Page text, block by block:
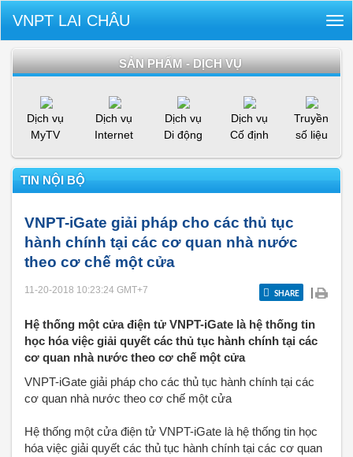
VNPT LAI CHÂU
SẢN PHẨM - DỊCH VỤ
Dịch vụ
MyTV
Dịch vụ
Internet
Dịch vụ
Di động
Dịch vụ
Cố định
Truyền
số liệu
TIN NỘI BỘ
VNPT-iGate giải pháp cho các thủ tục
hành chính tại các cơ quan nhà nước
theo cơ chế một cửa
11-20-2018 10:23:24 GMT+7 SHARE |
Hệ thống một cửa điện tử VNPT-iGate là hệ thống tin
học hóa việc giải quyết các thủ tục hành chính tại các
cơ quan nhà nước theo cơ chế một cửa
VNPT-iGate giải pháp cho các thủ tục hành chính tại các
cơ quan nhà nước theo cơ chế một cửa
Hệ thống một cửa điện tử VNPT-iGate là hệ thống tin học
hóa việc giải quyết các thủ tục hành chính tại các cơ quan